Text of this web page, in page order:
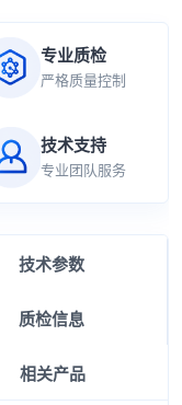
专业质检
严格质量控制
技术支持
专业团队服务
技术参数
质检信息
相关产品